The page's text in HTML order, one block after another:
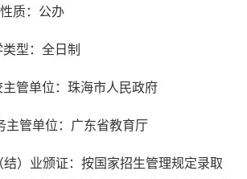
质：公办
类型：全日制
主管单位：珠海市人民政府
主管单位：广东省教育厅
结）业颁证：按国家招生管理规定录取